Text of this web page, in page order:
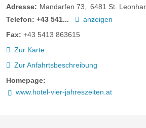
Adresse: Mandarfen 73 6481 St.
Telefon: +43 541...
anzeigen
Fax: +43 5413 863615
Zur Karte
Zur Anfahrtsbeschreibung
Homepage:
www.hotel-vier-jahreszeiten.at